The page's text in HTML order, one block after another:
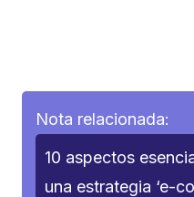
Nota relacionada:
10 aspectos
una estrategia ‘e-